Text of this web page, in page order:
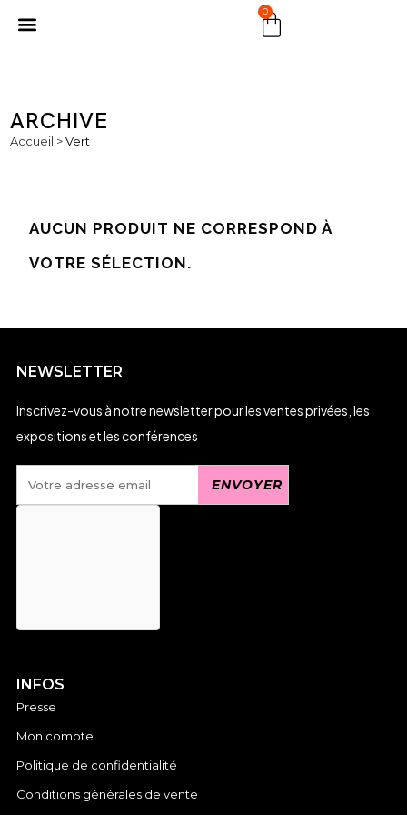
0
ARCHIVE
Accueil >Vert
AUCUN PRODUIT NE CORRESPOND À
VOTRE SÉLECTION.
INFOS
Presse
Mon compte
Politique de confidentialité
Conditions générales de vente
NEWSLETTER
Inscrivez-vous à notre newsletter pour les ventes privées, les
expositions et les conférences